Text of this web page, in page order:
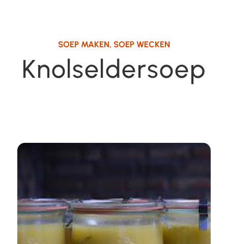
SOEP MAKEN, SOEP WECKEN
Knolseldersoep